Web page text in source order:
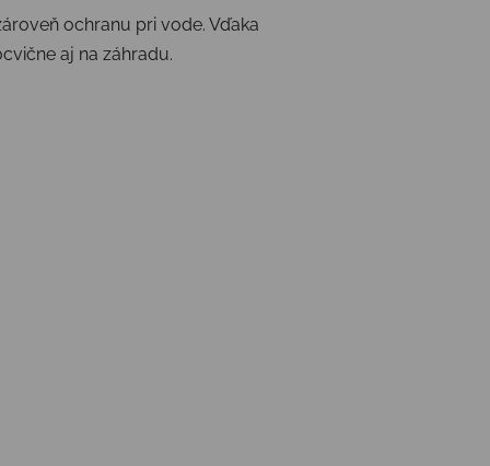
ochranu pri vode. Vďaka
aj na záhradu.